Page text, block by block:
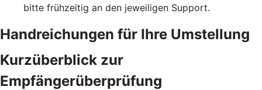
bitte frühzeitig an den jeweiligen Support.
Handreichungen für Ihre Umstellung
Kurzüberblick zur
Empfängerüberprüfung